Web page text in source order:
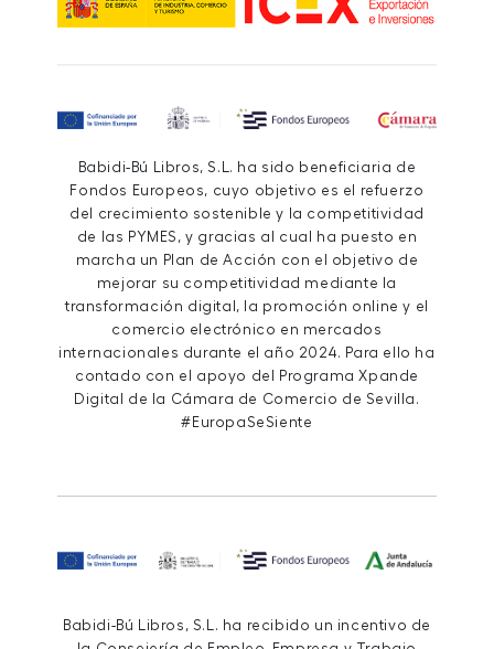
Babidi-Bú Libros, S.L. ha sido beneficiaria de
Fondos Europeos, cuyo objetivo es el refuerzo
del crecimiento sostenible y la competitividad
de las PYMES, y gracias al cual ha puesto en
marcha un Plan de Acción con el objetivo de
mejorar su competitividad mediante la
transformación digital, la promoción online y el
comercio electrónico en mercados
internacionales durante el año 2024. Para ello ha
contado con el apoyo del Programa Xpande
Digital de la Cámara de Comercio de Sevilla.
#EuropaSeSiente
Babidi-Bú Libros, S.L. ha recibido un incentivo de